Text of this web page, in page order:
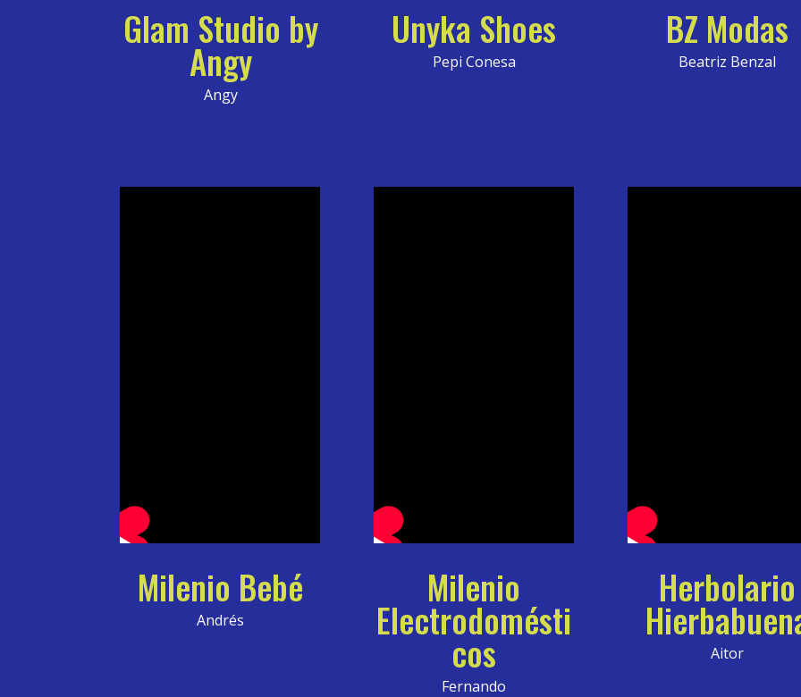
Glam Studio by
Angy
Angy
Unyka Shoes
Pepi Conesa
BZ Modas
Beatriz Benzal
Milenio Bebé
Andrés
Milenio
Electrodomésti
cos
Fernando
Herbolario
Aitor